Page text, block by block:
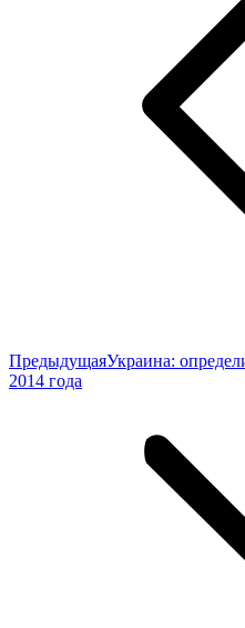
ПредыдущаяПредыдущая
Украина:
2014 года